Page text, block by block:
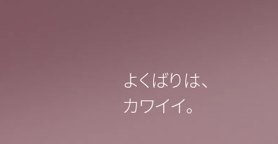
よくばりは、
カワイイ。